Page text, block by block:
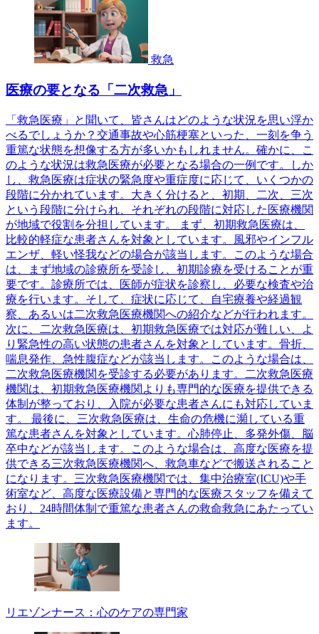
救急
医療の要となる「二次救急」
「救急医療」と聞いて、皆さんはどのような状況を思い浮か
べるでしょうか？交通事故や心筋梗塞といった、一刻を争う
重篤な状態を想像する方が多いかもしれません。確かに、こ
のような状況は救急医療が必要となる場合の一例です。しか
し、救急医療は症状の緊急度や重症度に応じて、いくつかの
段階に分かれています。大きく分けると、初期、二次、三次
という段階に分けられ、それぞれの段階に対応した医療機関
が地域で役割を分担しています。 まず、初期救急医療は、
比較的軽症な患者さんを対象としています。風邪やインフル
エンザ、軽い怪我などの場合が該当します。このような場合
は、まず地域の診療所を受診し、初期診療を受けることが重
要です。診療所では、医師が症状を診察し、必要な検査や治
療を行います。そして、症状に応じて、自宅療養や経過観
察、あるいは二次救急医療機関への紹介などが行われます。
次に、二次救急医療は、初期救急医療では対応が難しい、よ
り緊急性の高い状態の患者さんを対象としています。骨折、
喘息発作、急性腹症などが該当します。このような場合は、
二次救急医療機関を受診する必要があります。二次救急医療
機関は、初期救急医療機関よりも専門的な医療を提供できる
体制が整っており、入院が必要な患者さんにも対応していま
す。 最後に、三次救急医療は、生命の危機に瀕している重
篤な患者さんを対象としています。心肺停止、多発外傷、脳
卒中などが該当します。このような場合は、高度な医療を提
供できる三次救急医療機関へ、救急車などで搬送されること
になります。三次救急医療機関では、集中治療室(ICU)や手
術室など、高度な医療設備と専門的な医療スタッフを備えて
おり、24時間体制で重篤な患者さんの救命救急にあたってい
ます。
リエゾンナース：心のケアの専門家